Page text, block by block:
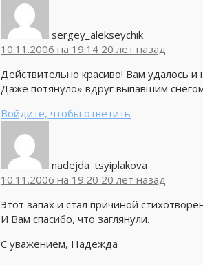
sergey_alekseychik
10.11.2006 на 19:14 20 лет назад
Действительно красиво! Вам удалось
Даже потянуло» вдруг выпавшим
Войдите, чтобы ответить
nadejda_tsyiplakova
10.11.2006 на 19:20 20 лет назад
Этот запах и стал причиной
И Вам спасибо, что заглянули.
С уважением, Надежда